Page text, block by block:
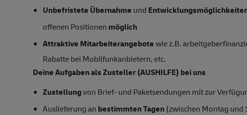
Unbefristete Übernahme und
offenen Positionen möglich
Attraktive Mitarbeiterangebotewie z.B.
Rabatte bei Mobilfunkanbietern, etc.
Deine Aufgaben als Zusteller (AUSHILFE) bei uns
Zustellungvon Brief- und Paketsendungen mit zur
Auslieferung an bestimmten Tagen(zwischen Montag und